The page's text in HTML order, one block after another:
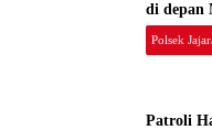
di depan
Polsek
Patroli